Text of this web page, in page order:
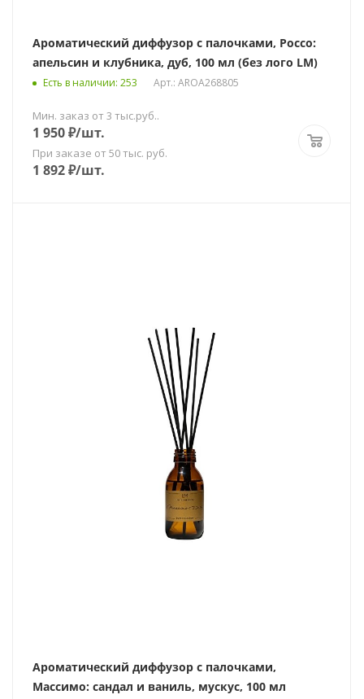
Ароматический диффузор с палочками, Россо:
апельсин и клубника, дуб, 100 мл (без лого LM)
Есть в наличии: 253 Арт.: AROA268805
Мин. заказ от 3 тыс.руб..
1 950₽/шт.
При заказе от 50 тыс. руб.
1 892₽/шт.
Ароматический диффузор с палочками,
Массимо: сандал и ваниль, мускус, 100 мл